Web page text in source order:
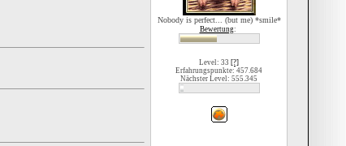
Nobody is perfect... (but me) *smile*
Bewertung:
Level: 33 [?]
Erfahrungspunkte: 457.684
Nächster Level: 555.345